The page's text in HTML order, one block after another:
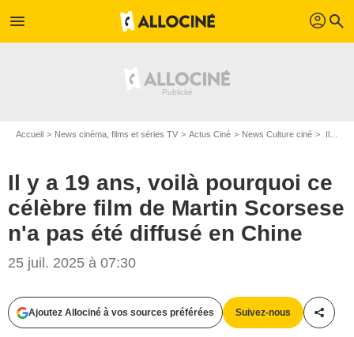
menu profil search
Accueil News cinéma, films et séries TV Actus Ciné News Culture ciné Il y a 19 ans, voilà pourquoi ce célèbre film de Martin Scorsese n'a pas été diffusé en Chine
Il y a 19 ans, voilà pourquoi ce
célèbre film de Martin Scorsese
n'a pas été diffusé en Chine
25 juil. 2025 à 07:30
Ajoutez Allociné à vos sources préférées Suivez-nous